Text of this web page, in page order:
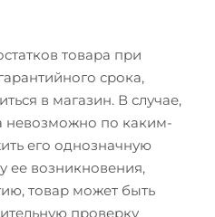
товара при
срока,
в магазин. В случае,
невозможно по каким-
его однозначную
ее возникновения,
товар может быть
проверку